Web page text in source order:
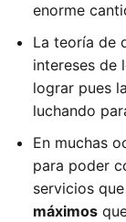
enorme
La teoría de
intereses de
lograr pues
luchando
En muchas
para poder
servicios
máximos